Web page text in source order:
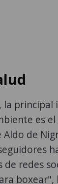
la
es
de
redes
boxear",